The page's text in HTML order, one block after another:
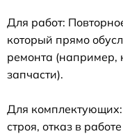
Для работ:
который прямо
ремонта (например,
запчасти).
Для
строя, отказ в